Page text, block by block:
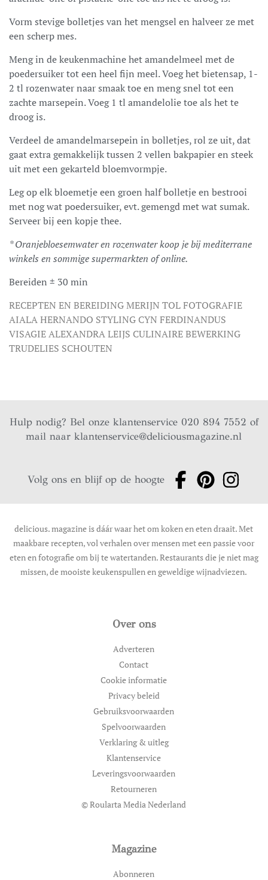
Vorm stevige bolletjes van het mengsel en halveer ze met
een scherp mes.
Meng in de keukenmachine het amandelmeel met de
poedersuiker tot een heel fijn meel. Voeg het bietensap, 1-
2 tl rozenwater naar smaak toe en meng snel tot een
zachte marsepein. Voeg 1 tl amandelolie toe als het te
droog is.
Verdeel de amandelmarsepein in bolletjes, rol ze uit, dat
gaat extra gemakkelijk tussen 2 vellen bakpapier en steek
uit met een gekarteld bloemvormpje.
Leg op elk bloemetje een groen half bolletje en bestrooi
met nog wat poedersuiker, evt. gemengd met wat sumak.
Serveer bij een kopje thee.
* Oranjebloesemwater en rozenwater koop je bij mediterrane
winkels en sommige supermarkten of online.
Bereiden ± 30 min
RECEPTEN EN BEREIDING MERIJN TOL FOTOGRAFIE
AIALA HERNANDO STYLING CYN FERDINANDUS
VISAGIE ALEXANDRA LEIJS CULINAIRE BEWERKING
TRUDELIES SCHOUTEN
Hulp nodig? Bel onze klantenservice 020 894 7552 of
mail naarklantenservice@deliciousmagazine.nl
Volg ons en blijf op de hoogte
delicious. magazine is dáár waar het om koken en eten draait. Met
maakbare recepten, vol verhalen over mensen met een passie voor
eten en fotografie om bij te watertanden. Restaurants die je niet mag
missen, de mooiste keukenspullen en geweldige wijnadviezen.
Over ons
Adverteren
Contact
Cookie informatie
Privacy beleid
Gebruiksvoorwaarden
Spelvoorwaarden
Verklaring & uitleg
Klantenservice
Leveringsvoorwaarden
Retourneren
© Roularta Media Nederland
Magazine
Abonneren